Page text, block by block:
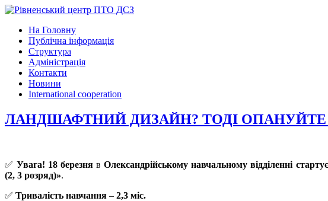
На Головну
Публічна інформація
Структура
Адміністрація
Контакти
Новини
International cooperation
ЛАНДШАФТНИЙ ДИЗАЙН? ТОДІ ОПАНУЙТЕ
✅Увага! 18 березня вОлександрійському навчальному відділенні
(2, 3 розряд)».
✅ Тривалість навчання – 2,3 міс.